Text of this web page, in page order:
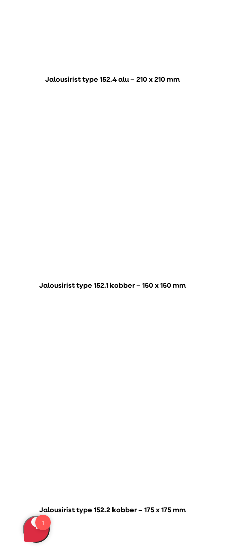
Jalousirist type 152.4 alu – 210 x 210 mm
Jalousirist type 152.1 kobber – 150 x 150 mm
Jalousirist type 152.2 kobber – 175 x 175 mm